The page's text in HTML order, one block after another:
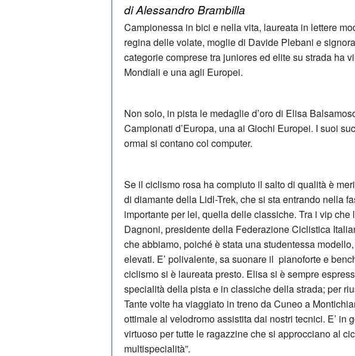
di Alessandro Brambilla
Campionessa in bici e nella vita, laureata in lettere
regina delle volate, moglie di Davide Plebani e
categorie comprese tra juniores ed elite su strada ha
Mondiali e una agli Europei.
Non solo, in pista le medaglie d’oro di Elisa
Campionati d’Europa, una ai Giochi Europei. I suoi
ormai si contano col computer.
Se il ciclismo rosa ha compiuto il salto di qualità è
di diamante della Lidl-Trek, che si sta entrando nella
importante per lei, quella delle classiche. Tra i vip che
Dagnoni, presidente della Federazione Ciclistica
che abbiamo, poiché è stata una studentessa
elevati. E’ polivalente, sa suonare il pianoforte e
ciclismo si è laureata presto. Elisa si è sempre
specialità della pista e in classiche della strada; per
Tante volte ha viaggiato in treno da Cuneo a
ottimale al velodromo assistita dai nostri tecnici. E’ in
virtuoso per tutte le ragazzine che si approcciano al
multispecialità”.